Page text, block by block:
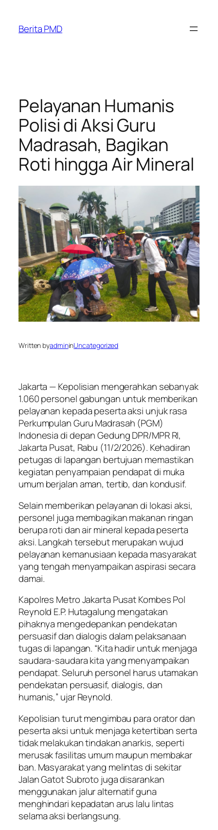
content
Berita PMD
Pelayanan Humanis
Polisi di Aksi Guru
Madrasah, Bagikan
Roti hingga Air Mineral
Written byadmininUncategorized
Jakarta — Kepolisian mengerahkan sebanyak
1.060 personel gabungan untuk memberikan
pelayanan kepada peserta aksi unjuk rasa
Perkumpulan Guru Madrasah (PGM)
Indonesia di depan Gedung DPR/MPR RI,
Jakarta Pusat, Rabu (11/2/2026). Kehadiran
petugas di lapangan bertujuan memastikan
kegiatan penyampaian pendapat di muka
umum berjalan aman, tertib, dan kondusif.
Selain memberikan pelayanan di lokasi aksi,
personel juga membagikan makanan ringan
berupa roti dan air mineral kepada peserta
aksi. Langkah tersebut merupakan wujud
pelayanan kemanusiaan kepada masyarakat
yang tengah menyampaikan aspirasi secara
damai.
Kapolres Metro Jakarta Pusat Kombes Pol
Reynold E.P. Hutagalung mengatakan
pihaknya mengedepankan pendekatan
persuasif dan dialogis dalam pelaksanaan
tugas di lapangan. “Kita hadir untuk menjaga
saudara-saudara kita yang menyampaikan
pendapat. Seluruh personel harus utamakan
pendekatan persuasif, dialogis, dan
humanis,” ujar Reynold.
Kepolisian turut mengimbau para orator dan
peserta aksi untuk menjaga ketertiban serta
tidak melakukan tindakan anarkis, seperti
merusak fasilitas umum maupun membakar
ban. Masyarakat yang melintas di sekitar
Jalan Gatot Subroto juga disarankan
menggunakan jalur alternatif guna
menghindari kepadatan arus lalu lintas
selama aksi berlangsung.